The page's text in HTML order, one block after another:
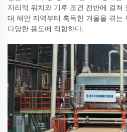
지리적 위치와 기후 조건 전반에 걸쳐
대 해안 지역부터 혹독한 겨울을 겪는
다양한 용도에 적합하다.